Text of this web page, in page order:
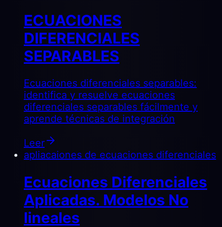
ECUACIONES
DIFERENCIALES
SEPARABLES
Ecuaciones diferenciales separables:
identifica y resuelve ecuaciones
diferenciales separables fácilmente y
aprende técnicas de integración
Leer
apliacaiones de ecuaciones diferenciales
Ecuaciones Diferenciales
Aplicadas. Modelos No
lineales